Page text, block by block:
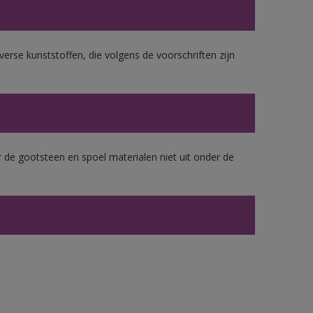
kunststoffen, die volgens de voorschriften zijn
gootsteen en spoel materialen niet uit onder de